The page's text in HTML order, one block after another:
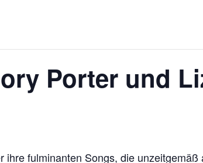
Porter und
ihre fulminanten Songs, die